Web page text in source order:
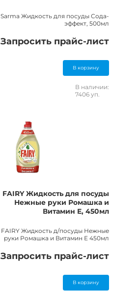
Sarma Жидкость для посуды Сода-
эффект, 500мл
Запросить прайс-лист
В корзину
В наличии:
7406 уп.
FAIRY Жидкость для посуды
Нежные руки Ромашка и
Витамин Е, 450мл
FAIRY Жидкость д/посуды Нежные
руки Ромашка и Витамин Е 450мл
Запросить прайс-лист
В корзину